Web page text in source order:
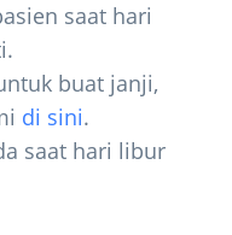
saat hari
buat janji,
di sini.
saat hari libur